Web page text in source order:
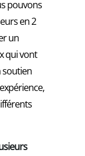
pouvons
en 2
un
qui vont
soutien